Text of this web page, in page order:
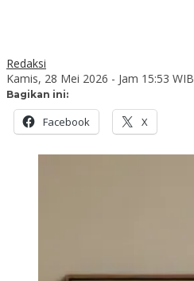
Redaksi
Kamis, 28 Mei 2026 - Jam 15:53 WIB
Bagikan ini:
Facebook X